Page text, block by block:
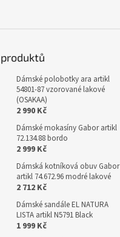
produktů
Dámské polobotky ara artikl
54801-87 vzorované lakové
(OSAKAA)
2 990 Kč
Dámské mokasíny Gabor artikl
72.134.88 bordo
2 999 Kč
Dámská kotníková obuv Gabor
artikl 74.672.96 modré lakové
2 712 Kč
Dámské sandále EL NATURA
LISTA artikl N5791 Black
1 999 Kč